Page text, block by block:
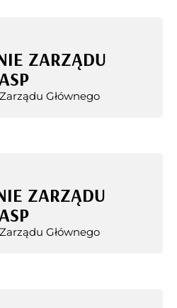
ZARZĄDU
Głównego
ZARZĄDU
Głównego